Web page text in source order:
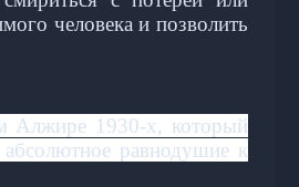
человека и позволить
Алжире 1930‑х, который
равнодушие к